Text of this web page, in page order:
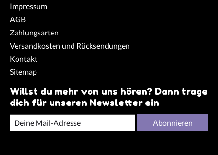
Impressum
AGB
Zahlungsarten
Versandkosten und Rücksendungen
Kontakt
Sitemap
Willst du mehr von uns hören? Dann trage
dich für unseren Newsletter ein
Abonnieren